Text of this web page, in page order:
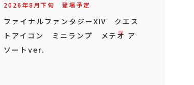
2026年8月下旬 登場予定
ファイナルファンタジーXIV クエス
トアイコン ミニランプ メテオ ア
ソートver.